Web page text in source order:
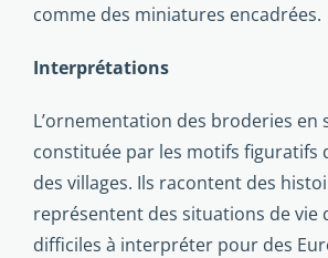
comme des mi­niatures encadrées.
Interprétations
L’ornementation des broderies en
constituée par les motifs figuratifs
des villages. Ils ra­content des
représentent des situa­tions de vie
difficiles à interpré­ter pour des